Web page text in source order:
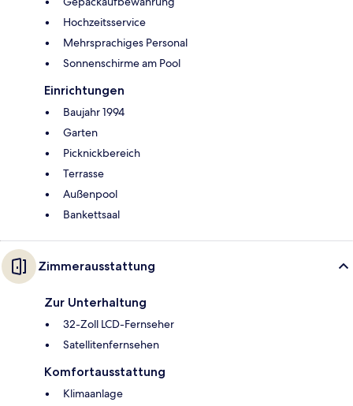
Hochzeitsservice
Mehrsprachiges Personal
Sonnenschirme am Pool
Einrichtungen
Baujahr 1994
Garten
Picknickbereich
Terrasse
Außenpool
Bankettsaal
Zimmerausstattung
Zur Unterhaltung
32-Zoll LCD-Fernseher
Satellitenfernsehen
Komfortausstattung
Klimaanlage